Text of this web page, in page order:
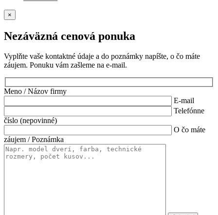
×
Nezáväzná cenová ponuka
Vyplňte vaše kontaktné údaje a do poznámky napíšte, o čo máte
záujem. Ponuku vám zašleme na e-mail.
Meno / Názov firmy
E-mail
Telefónne
číslo (nepovinné)
O čo máte
záujem / Poznámka